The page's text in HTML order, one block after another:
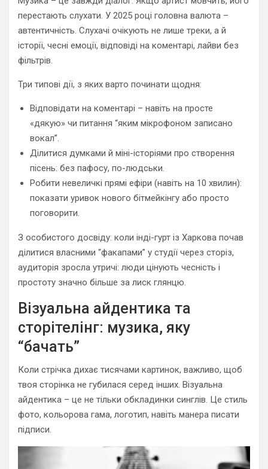
перестають слухати. У 2025 році головна валюта –
автентичність. Слухачі очікують не лише треки, а й
історії, чесні емоції, відповіді на коментарі, лайви без
фільтрів.
Три типові дії, з яких варто починати щодня:
Відповідати на коментарі – навіть на просте
«дякую» чи питання “яким мікрофоном записано
вокал”.
Ділитися думками й міні-історіями про створення
пісень: без пафосу, по-людськи.
Робити невеличкі прямі ефіри (навіть на 10 хвилин):
показати уривок нового бітмейкінгу або просто
поговорити.
З особистого досвіду: коли інді-гурт із Харкова почав
ділитися власними “факапами” у студії через сторіз,
аудиторія зросла утричі: люди цінують чесність і
простоту значно більше за лиск глянцю.
Візуальна айдентика та
сторітелінг: музика, яку
“бачать”
Коли стрічка дихає тисячами картинок, важливо, щоб
твоя сторінка не губилася серед інших. Візуальна
айдентика – це не тільки обкладинки синглів. Це стиль
фото, кольорова гама, логотип, навіть манера писати
підписи.